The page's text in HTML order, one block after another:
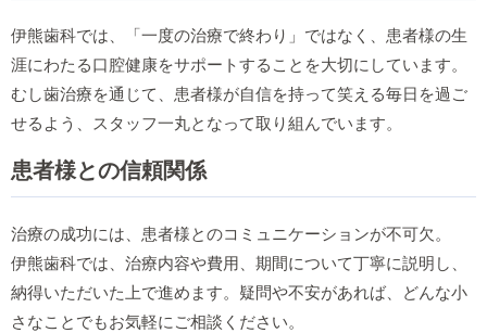
伊熊歯科では、「一度の治療で終わり」ではなく、患者様の生
涯にわたる口腔健康をサポートすることを大切にしています。
むし歯治療を通じて、患者様が自信を持って笑える毎日を過ご
せるよう、スタッフ一丸となって取り組んでいます。
患者様との信頼関係
治療の成功には、患者様とのコミュニケーションが不可欠。
伊熊歯科では、治療内容や費用、期間について丁寧に説明し、
納得いただいた上で進めます。疑問や不安があれば、どんな小
さなことでもお気軽にご相談ください。